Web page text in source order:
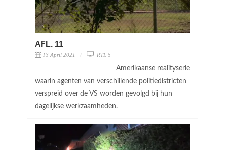
AFL. 11
13 April 2021 RTL 5
Amerikaanse realityserie
waarin agenten van verschillende politiedistricten
verspreid over de VS worden gevolgd bij hun
dagelijkse werkzaamheden.